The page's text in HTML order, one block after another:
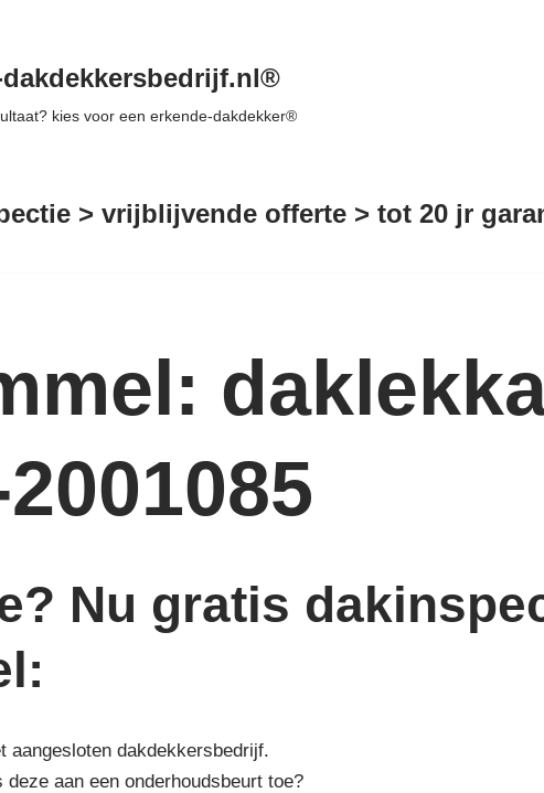
dakdekkersbedrijf.nl®
kies voor een erkende-dakdekker®
> vrijblijvende offerte > tot 20 jr
Nu gratis
:
aangesloten dakdekkersbedrijf.
aan een onderhoudsbeurt toe?